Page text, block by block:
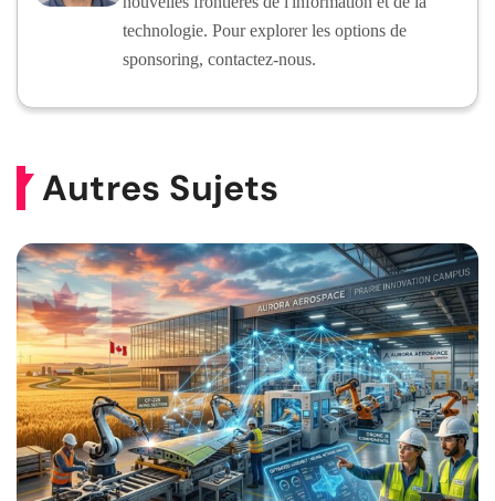
technologie. Pour explorer les options de
sponsoring, contactez-nous.
Autres Sujets